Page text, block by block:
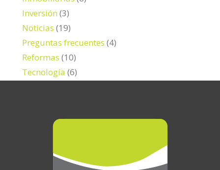
Inversión (3)
Noticias (19)
Preguntas frecuentes (4)
Reformas (10)
Tecnología (6)